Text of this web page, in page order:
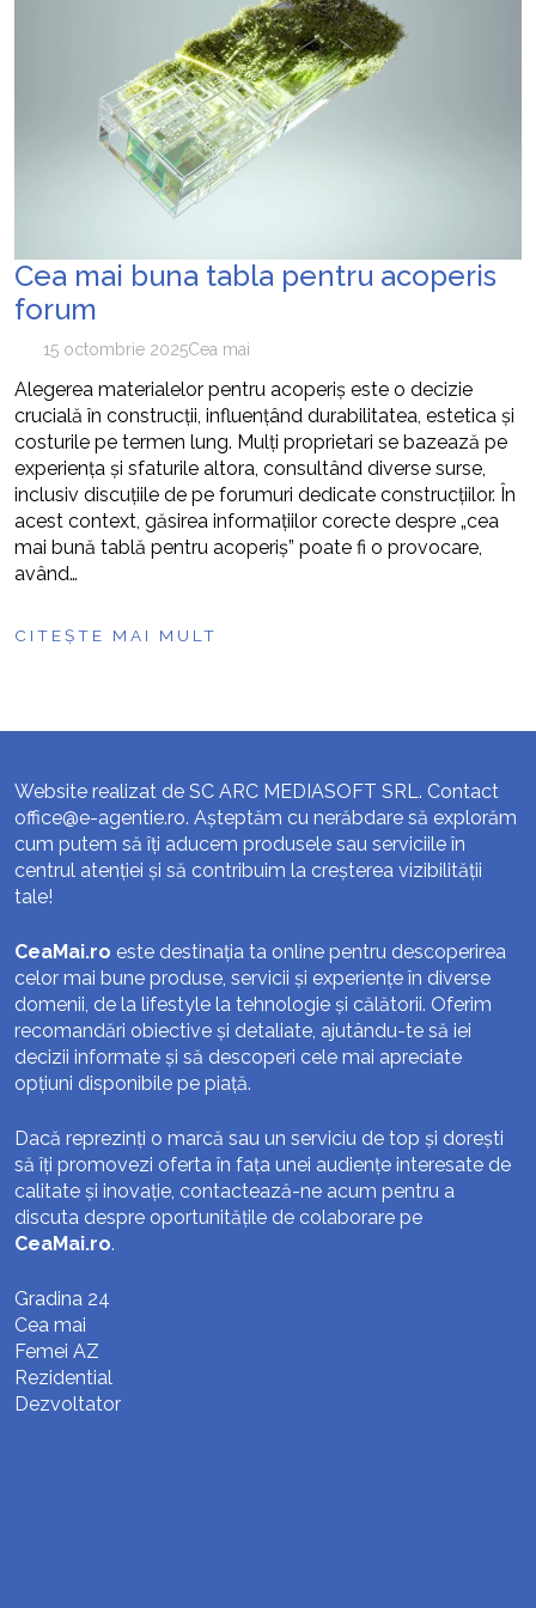
Cea mai buna tabla pentru acoperis
forum
15 octombrie 2025Cea mai
Alegerea materialelor pentru acoperiș este o decizie
crucială în construcții, influențând durabilitatea, estetica și
costurile pe termen lung. Mulți proprietari se bazează pe
experiența și sfaturile altora, consultând diverse surse,
inclusiv discuțiile de pe forumuri dedicate construcțiilor. În
acest context, găsirea informațiilor corecte despre „cea
mai bună tablă pentru acoperiș” poate fi o provocare,
având…
CITEȘTE MAI MULT
Website realizat de SC ARC MEDIASOFT SRL. Contact
office@e-agentie.ro. Așteptăm cu nerăbdare să explorăm
cum putem să îți aducem produsele sau serviciile în
centrul atenției și să contribuim la creșterea vizibilității
tale!
CeaMai.ro este destinația ta online pentru descoperirea
celor mai bune produse, servicii și experiențe în diverse
domenii, de la lifestyle la tehnologie și călătorii. Oferim
recomandări obiective și detaliate, ajutându-te să iei
decizii informate și să descoperi cele mai apreciate
opțiuni disponibile pe piață.
Dacă reprezinți o marcă sau un serviciu de top și dorești
să îți promovezi oferta în fața unei audiențe interesate de
calitate și inovație, contactează-ne acum pentru a
discuta despre oportunitățile de colaborare pe
CeaMai.ro.
Gradina 24
Cea mai
Femei AZ
Rezidential
Dezvoltator